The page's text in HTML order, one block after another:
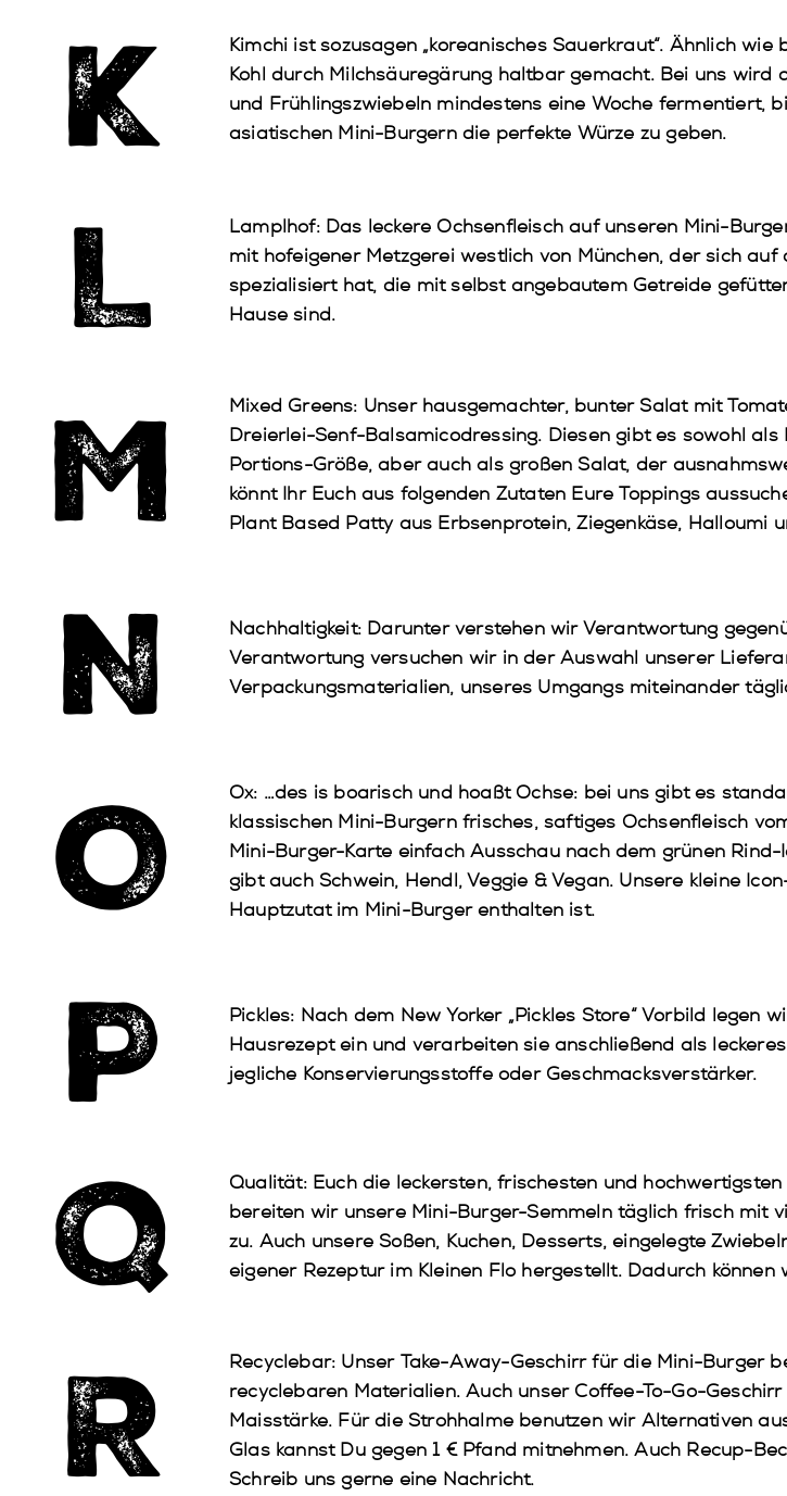
K Kimchi ist sozusagen „koreanisches Sauerkraut“. Ähnlich
Kohl durch Milchsäuregärung haltbar gemacht. Bei uns wird
und Frühlingszwiebeln mindestens eine Woche fermentiert,
asiatischen Mini-Burgern die perfekte Würze zu geben.
L Lamplhof: Das leckere Ochsenfleisch auf unseren Mini-
mit hofeigener Metzgerei westlich von München, der sich
spezialisiert hat, die mit selbst angebautem Getreide
Hause sind.
M Mixed Greens: Unser hausgemachter, bunter Salat mit
Dreierlei-Senf-Balsamicodressing. Diesen gibt es sowohl
Portions-Größe, aber auch als großen Salat, der
könnt Ihr Euch aus folgenden Zutaten Eure Toppings
Plant Based Patty aus Erbsenprotein, Ziegenkäse, Halloumi
N Nachhaltigkeit: Darunter verstehen wir Verantwortung
Verantwortung versuchen wir in der Auswahl unserer
Verpackungsmaterialien, unseres Umgangs miteinander
O Ox: …des is boarisch und hoaßt Ochse: bei uns gibt es
klassischen Mini-Burgern frisches, saftiges Ochsenfleisch
Mini-Burger-Karte einfach Ausschau nach dem grünen Rind-
gibt auch Schwein, Hendl, Veggie & Vegan. Unsere kleine
Hauptzutat im Mini-Burger enthalten ist.
P Pickles: Nach dem New Yorker „Pickles Store“ Vorbild legen
Hausrezept ein und verarbeiten sie anschließend als
jegliche Konservierungsstoffe oder Geschmacksverstärker.
Q Qualität: Euch die leckersten, frischesten und
bereiten wir unsere Mini-Burger-Semmeln täglich frisch mit
zu. Auch unsere Soßen, Kuchen, Desserts, eingelegte
eigener Rezeptur im Kleinen Flo hergestellt. Dadurch
R Recyclebar: Unser Take-Away-Geschirr für die Mini-Burger
recyclebaren Materialien. Auch unser Coffee-To-Go-
Maisstärke. Für die Strohhalme benutzen wir Alternativen
Glas kannst Du gegen 1 € Pfand mitnehmen. Auch Recup-
Schreib uns gerne eine Nachricht.